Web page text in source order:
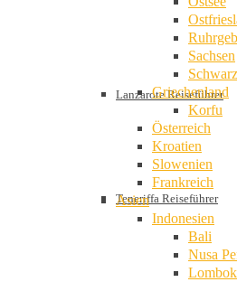
Lanzarote Reiseführer
Teneriffa Reiseführer
Sachsen
Griechenland
Korfu
Österreich
Kroatien
Slowenien
Frankreich
Asien
Indonesien
Bali
Nusa
Lombok